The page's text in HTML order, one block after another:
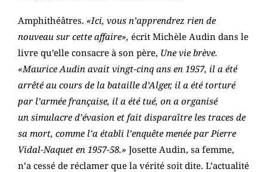
Amphithéâtres. «Ici, vous n’apprendrez rien de
nouveau sur cette affaire», écrit Michèle Audin dans le
livre qu’elle consacre à son père, Une vie brève.
«Maurice Audin avait vingt-cinq ans en 1957, il a été
arrêté au cours de la bataille d’Alger, il a été torturé
par l’armée française, il a été tué, on a organisé
un simulacre d’évasion et fait disparaître les traces de
sa mort, comme l’a établi l’enquête menée par Pierre
Vidal-Naquet en 1957-58.» Josette Audin, sa femme,
n’a cessé de réclamer que la vérité soit dite. L’actualité